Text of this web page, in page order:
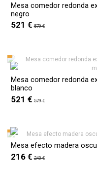
Mesa comedor redonda
negro
521 € 579 €
Mesa comedor redonda
blanco
521 € 579 €
Mesa efecto madera
216 € 240 €